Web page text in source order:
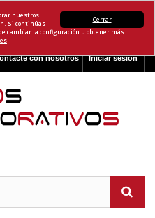
Cerrar
nuestros
Si continúas
cambiar la configuración u obtener más
Iniciar sesión
con nosotros